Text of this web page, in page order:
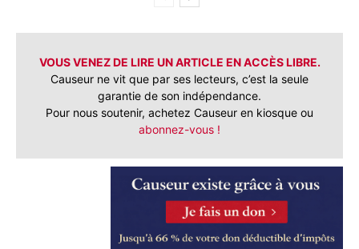
VOUS VENEZ DE LIRE UN ARTICLE EN ACCÈS LIBRE.
Causeur ne vit que par ses lecteurs, c’est la seule
garantie de son indépendance.
Pour nous soutenir, achetez Causeur en kiosque ou
abonnez-vous !